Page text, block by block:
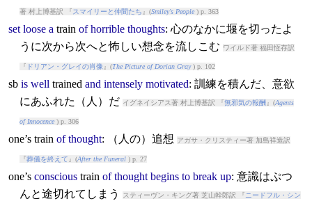
著 村上博基訳 『スマイリーと仲間たち 』(Smiley's People) p. 363
set loose a train of horrible thoughts: 心のなかに堰を切ったよ
うに次から次へと怖しい想念を流しこむ ワイルド著 福田恆存訳
『 ドリアン・グレイの肖像 』(The Picture of Dorian Gray) p. 102
sb is well trained and intensely motivated: 訓練を積んだ、意欲
にあふれた（人）だ イグネイシアス著 村上博基訳 『無邪気の報酬 』(Agents
of Innocence) p. 306
one’s train of thought: （人の）追想 アガサ・クリスティー著 加島祥造訳
『葬儀を終えて 』(After the Funeral) p. 27
one’s conscious train of thought begins to break up: 意識はぷつ
んと途切れてしまう
スティーヴン・キング著 芝山幹郎訳 『 ニードフル・シン